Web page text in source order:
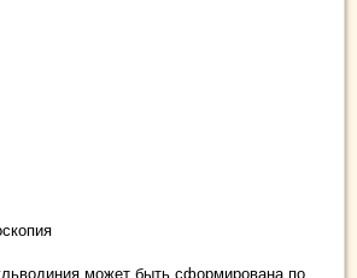
может быть сформирована по